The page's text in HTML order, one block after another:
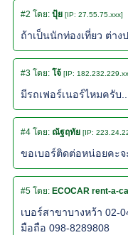
#2 โดย: ปุ้ย [IP: 27.55.75.xxx]
ถ้าเป็นนักท่องเที่ยว ต่าง
#3โดย: โจ้ [IP:
มีรถเฟอร์เนอร์ไหมครับ
#4โดย: ณัฐฤทัย [IP:
ขอเบอร์ติดต่อหน่อยคะจ
#5โดย: ECOCAR rent-a-
เบอร์สาขาบางหว้า 02-
มือถือ 098-8289808